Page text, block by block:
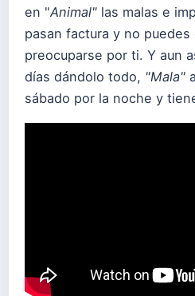
en "Animal" las malas e
pasan factura y no
preocuparse por ti. Y aun
días dándolo todo, "Mala"
sábado por la noche y